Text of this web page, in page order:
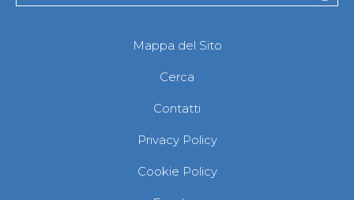
Mappa del Sito
Cerca
Contatti
Privacy Policy
Cookie Policy